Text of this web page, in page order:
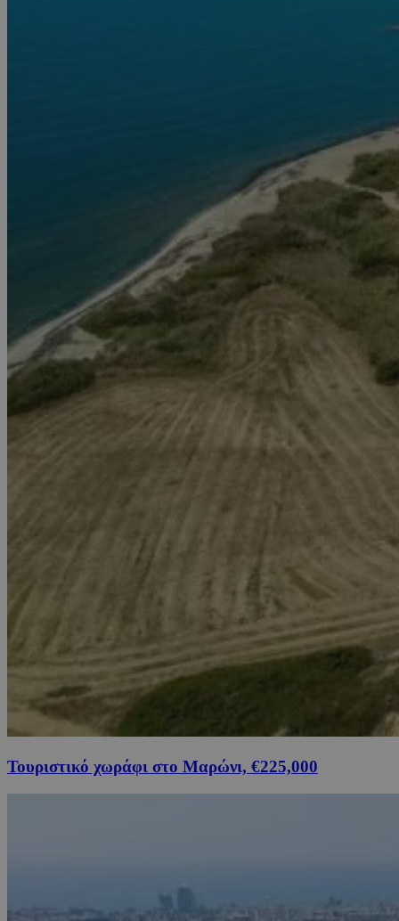
Τουριστικό χωράφι στο Μαρώνι, €225,000